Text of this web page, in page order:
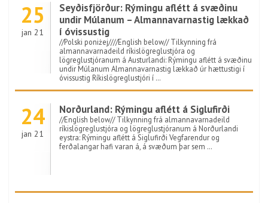
25
jan 21
Seyðisfjörður: Rýmingu aflétt á svæðinu
undir Múlanum – Almannavarnastig lækkað
í óvissustig
//Polski poniżej////English below// Tilkynning frá
almannavarnadeild ríkislögreglustjóra og
lögreglustjóranum á Austurlandi: Rýmingu aflétt á svæðinu
undir Múlanum Almannavarnastig lækkað úr hættustigi í
óvissustig Ríkislögreglustjóri í …
24
jan 21
Norðurland: Rýmingu aflétt á Siglufirði
//English below// Tilkynning frá almannavarnadeild
ríkislögreglustjóra og lögreglustjóranum á Norðurlandi
eystra: Rýmingu aflétt á Siglufirði Vegfarendur og
ferðalangar hafi varan á, á svæðum þar sem …